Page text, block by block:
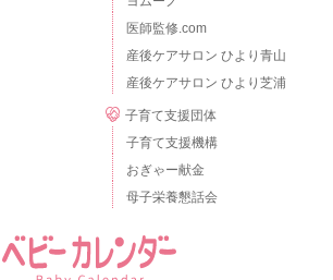
医師監修.com
産後ケアサロン ひより青山
産後ケアサロン ひより芝浦
子育て支援団体
子育て支援機構
おぎゃー献金
母子栄養懇話会